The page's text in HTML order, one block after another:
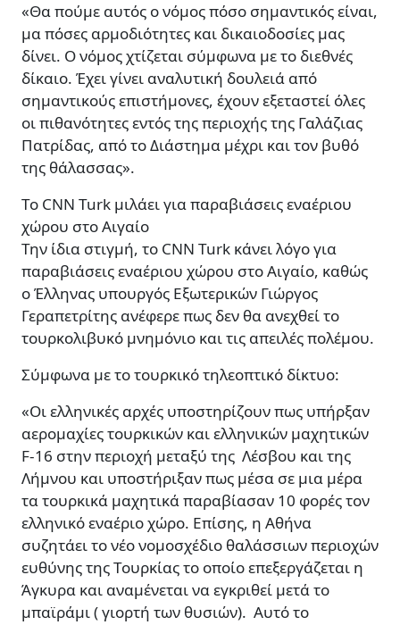
«Θα πούμε αυτός ο νόμος πόσο σημαντικός είναι,
μα πόσες αρμοδιότητες και δικαιοδοσίες μας
δίνει. Ο νόμος χτίζεται σύμφωνα με το διεθνές
δίκαιο. Έχει γίνει αναλυτική δουλειά από
σημαντικούς επιστήμονες, έχουν εξεταστεί όλες
οι πιθανότητες εντός της περιοχής της Γαλάζιας
Πατρίδας, από το Διάστημα μέχρι και τον βυθό
της θάλασσας».
Το CNN Turk μιλάει για παραβιάσεις εναέριου
χώρου στο Αιγαίο
Την ίδια στιγμή, το CNN Turk κάνει λόγο για
παραβιάσεις εναέριου χώρου στο Αιγαίο, καθώς
ο Έλληνας υπουργός Εξωτερικών Γιώργος
Γεραπετρίτης ανέφερε πως δεν θα ανεχθεί το
τουρκολιβυκό μνημόνιο και τις απειλές πολέμου.
Σύμφωνα με το τουρκικό τηλεοπτικό δίκτυο:
«Oι ελληνικές αρχές υποστηρίζουν πως υπήρξαν
αερομαχίες τουρκικών και ελληνικών μαχητικών
F-16 στην περιοχή μεταξύ της Λέσβου και της
Λήμνου και υποστήριξαν πως μέσα σε μια μέρα
τα τουρκικά μαχητικά παραβίασαν 10 φορές τον
ελληνικό εναέριο χώρο. Επίσης, η Αθήνα
συζητάει το νέο νομοσχέδιο θαλάσσιων περιοχών
ευθύνης της Τουρκίας το οποίο επεξεργάζεται η
Άγκυρα και αναμένεται να εγκριθεί μετά το
μπαϊράμι ( γιορτή των θυσιών). Αυτό το